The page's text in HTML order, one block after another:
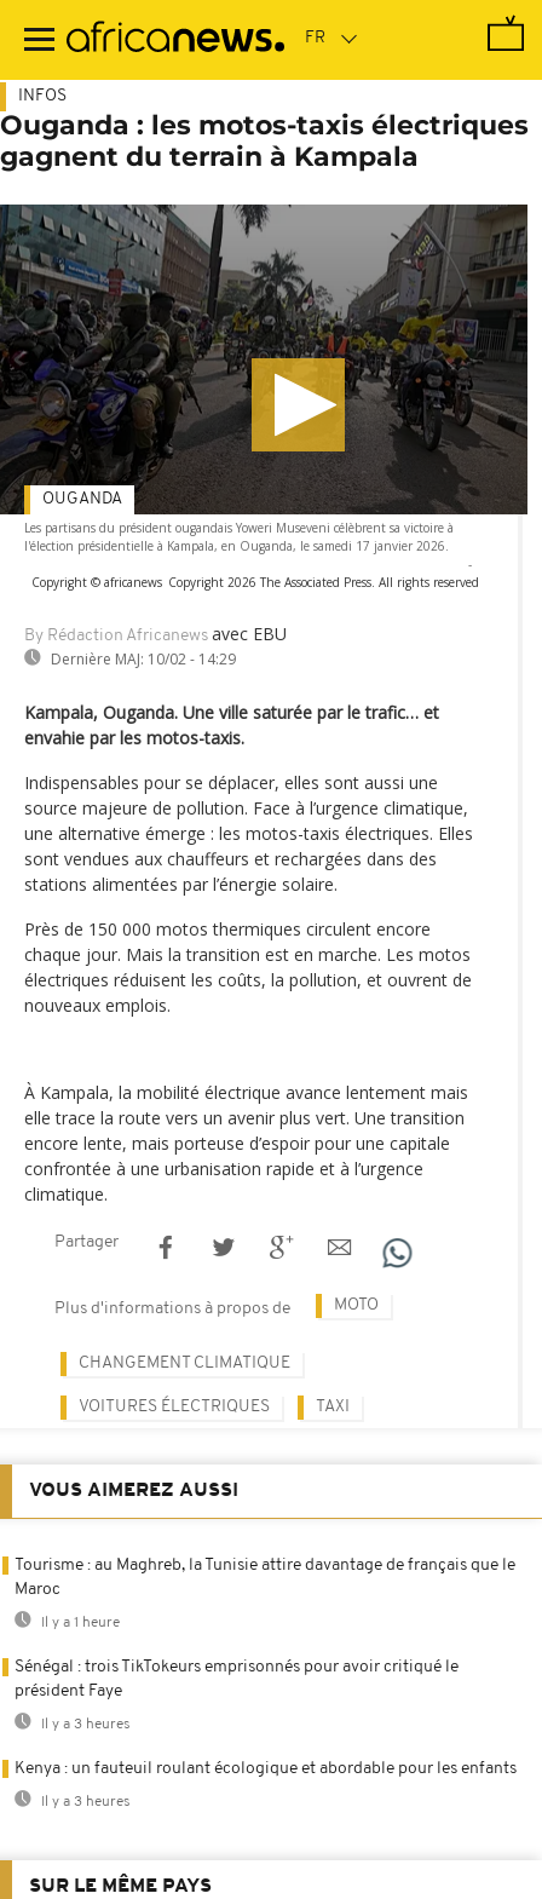
contenu
INFOS
Ouganda : les motos-taxis électriques
gagnent du terrain à Kampala
Les partisans du président ougandais Yoweri Museveni célèbrent sa victoire à
l'élection présidentielle à Kampala, en Ouganda, le samedi 17 janvier 2026.
-
Copyright © africanews Copyright 2026 The Associated Press. All rights reserved
By Rédaction Africanews avec EBU
Dernière MAJ: 10/02 - 14:29
OUGANDA
Kampala, Ouganda. Une ville saturée par le trafic… et
envahie par les motos-taxis.
Indispensables pour se déplacer, elles sont aussi une
source majeure de pollution. Face à l’urgence climatique,
une alternative émerge : les motos-taxis électriques. Elles
sont vendues aux chauffeurs et rechargées dans des
stations alimentées par l’énergie solaire.
Près de 150 000 motos thermiques circulent encore
chaque jour. Mais la transition est en marche. Les motos
électriques réduisent les coûts, la pollution, et ouvrent de
nouveaux emplois.
À Kampala, la mobilité électrique avance lentement mais
elle trace la route vers un avenir plus vert. Une transition
encore lente, mais porteuse d’espoir pour une capitale
confrontée à une urbanisation rapide et à l’urgence
climatique.
Partager
Plus d'informations à propos de MOTO
CHANGEMENT CLIMATIQUE
VOITURES ÉLECTRIQUES TAXI
VOUS AIMEREZ AUSSI
Tourisme : au Maghreb, la Tunisie attire davantage de français que le
Maroc
Il y a 1 heure
Sénégal : trois TikTokeurs emprisonnés pour avoir critiqué le
président Faye
Il y a 3 heures
Kenya : un fauteuil roulant écologique et abordable pour les enfants
Il y a 3 heures
SUR LE MÊME PAYS